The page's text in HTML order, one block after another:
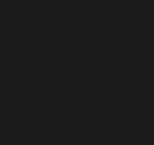
ඇසේ... නිල්වන්